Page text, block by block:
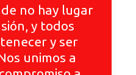
no hay lugar
y todos
y ser
unimos a